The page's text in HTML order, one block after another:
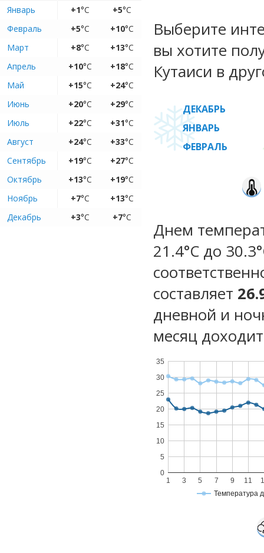
Январь
+1°C +5°C
Февраль
+5°C +10°C
Март
+8°C +13°C
Апрель
+10°C +18°C
Май
+15°C +24°C
Июнь
+20°C +29°C
Июль
+22°C +31°C
Август
+24°C +33°C
Сентябрь
+19°C +27°C
Октябрь
+13°C +19°C
Ноябрь
+7°C +13°C
Декабрь
+3°C +7°C
Выберите
вы хотите
Кутаиси в
ДЕКАБРЬ
ЯНВАРЬ
ФЕВРАЛЬ
Днем
21.4°C до
составляет
дневной и
месяц
Температура
1 3 5 7 9 11
0
5
10
15
20
25
30
35